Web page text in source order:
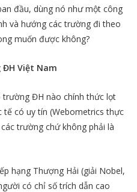
đầu, dùng nó như một công
và hướng các trường đi theo
muốn được không?
Việt Nam
trường ĐH nào chính thức lọt
tế có uy tín (Webometrics thực
trường chứ không phải là
hạng Thượng Hải (giải Nobel,
có chỉ số trích dẫn cao